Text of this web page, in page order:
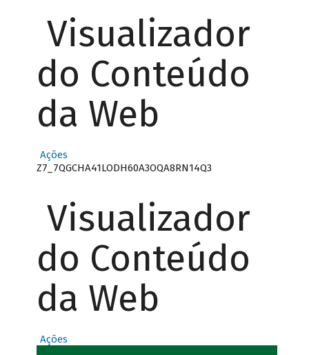
Visualizador
do Conteúdo
da Web
Ações
Z7_7QGCHA41LODH60A3OQA8RN14Q3
Visualizador
do Conteúdo
da Web
Ações